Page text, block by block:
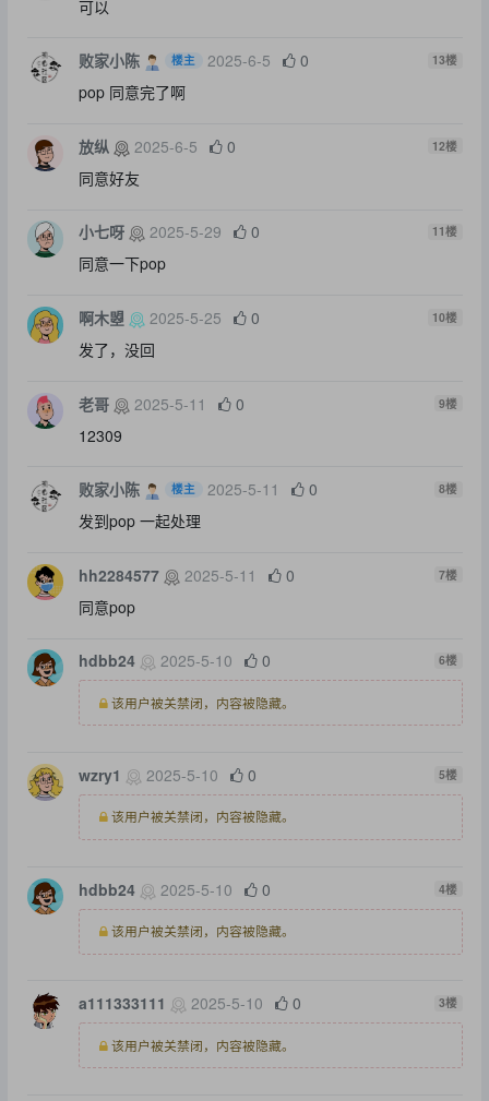
可以
败家小陈 楼主 2025-6-5 0 13楼
pop 同意完了啊
放纵 2025-6-5 0 12楼
同意好友
小七呀 2025-5-29 0 11楼
同意一下pop
啊木曌 2025-5-25 0 10楼
发了，没回
老哥 2025-5-11 0 9楼
12309
败家小陈 楼主 2025-5-11 0 8楼
发到pop 一起处理
hh2284577 2025-5-11 0 7楼
同意pop
hdbb24 2025-5-10 0 6楼
该用户被关禁闭，内容被隐藏。
wzry1 2025-5-10 0 5楼
该用户被关禁闭，内容被隐藏。
hdbb24 2025-5-10 0 4楼
该用户被关禁闭，内容被隐藏。
a111333111 2025-5-10 0 3楼
该用户被关禁闭，内容被隐藏。